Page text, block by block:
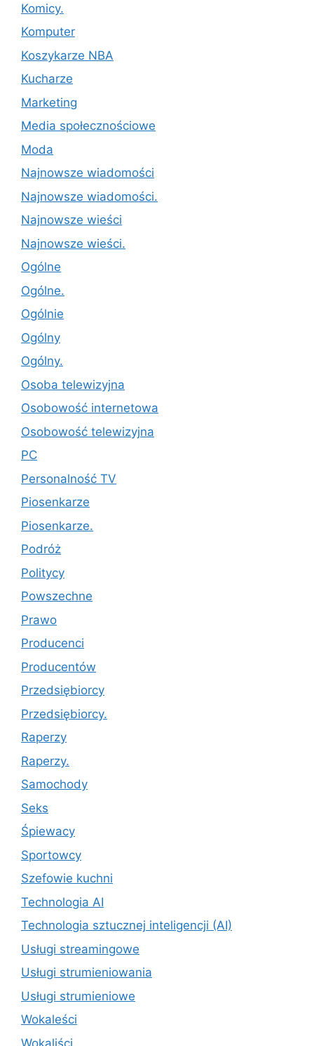
Komicy.
Komputer
Koszykarze NBA
Kucharze
Marketing
Media społecznościowe
Moda
Najnowsze wiadomości
Najnowsze wiadomości.
Najnowsze wieści
Najnowsze wieści.
Ogólne
Ogólne.
Ogólnie
Ogólny
Ogólny.
Osoba telewizyjna
Osobowość internetowa
Osobowość telewizyjna
PC
Personalność TV
Piosenkarze
Piosenkarze.
Podróż
Politycy
Powszechne
Prawo
Producenci
Producentów
Przedsiębiorcy
Przedsiębiorcy.
Raperzy
Raperzy.
Samochody
Seks
Śpiewacy
Sportowcy
Szefowie kuchni
Technologia AI
Technologia sztucznej inteligencji (AI)
Usługi streamingowe
Usługi strumieniowania
Usługi strumieniowe
Wokaleści
Wokaliści